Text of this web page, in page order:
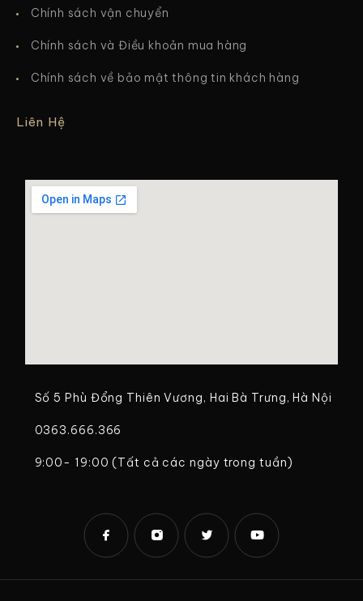
Chính sách vận chuyển
Chính sách và Điều khoản mua hàng
Chính sách về bảo mật thông tin khách hàng
Liên Hệ
Số 5 Phù Đổng Thiên Vương, Hai Bà Trưng, Hà Nội
0363.666.366
9:00- 19:00 (Tất cả các ngày trong tuần)